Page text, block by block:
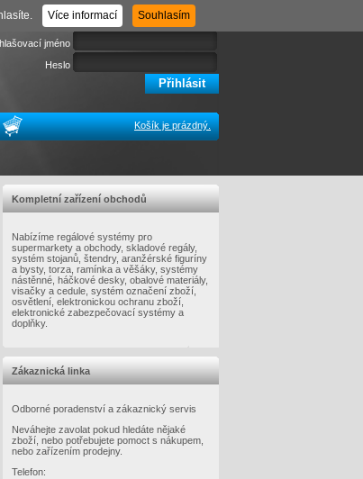
Registrace Zapomenuté heslo
jméno
Heslo
Košík je prázdný.
Kompletní zařízení obchodů
Nabízíme regálové systémy pro
supermarkety a obchody, skladové regály,
systém stojanů, štendry, aranžérské figuríny
a bysty, torza, ramínka a věšáky, systémy
nástěnné, háčkové desky, obalové materiály,
visačky a cedule, systém označení zboží,
osvětlení, elektronickou ochranu zboží,
elektronické zabezpečovací systémy a
doplňky.
Zákaznická linka
Odborné poradenství a zákaznický servis
Neváhejte zavolat pokud hledáte nějaké
zboží, nebo potřebujete pomoct s nákupem,
nebo zařízením prodejny.
Telefon:
Více informací Souhlasím